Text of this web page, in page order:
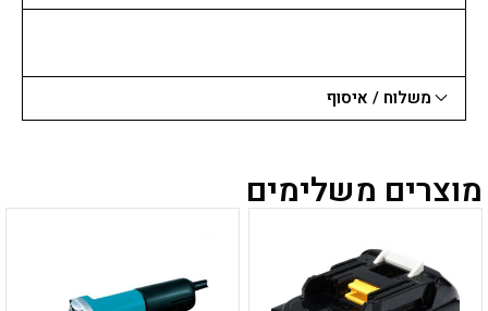
משלוח / איסוף
מוצרים משלימים